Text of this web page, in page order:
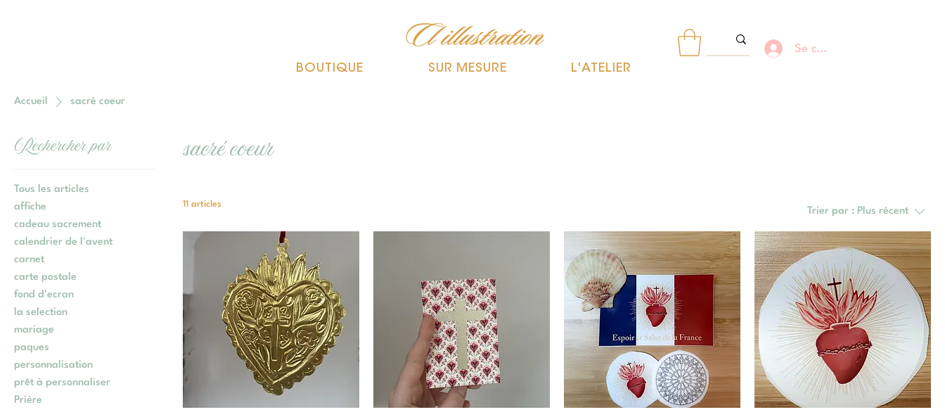
Se connecter
BOUTIQUE SUR MESURE L'ATELIER
Accueil sacré coeur
Rechercher par
Tous les articles
affiche
cadeau sacrement
calendrier de l'avent
carnet
carte postale
fond d'ecran
la selection
mariage
paques
personnalisation
prêt à personnaliser
Prière
sacré coeur
11 articles
Trier par : Plus récent